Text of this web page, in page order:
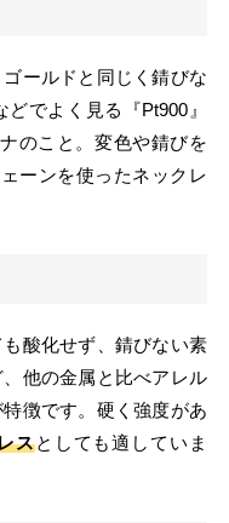
ールドと同じく錆びな
でよく見る『Pt900』
のこと。変色や錆びを
ーンを使ったネックレ
酸化せず、錆びない素
他の金属と比べアレル
徴です。硬く強度があ
スとしても適していま